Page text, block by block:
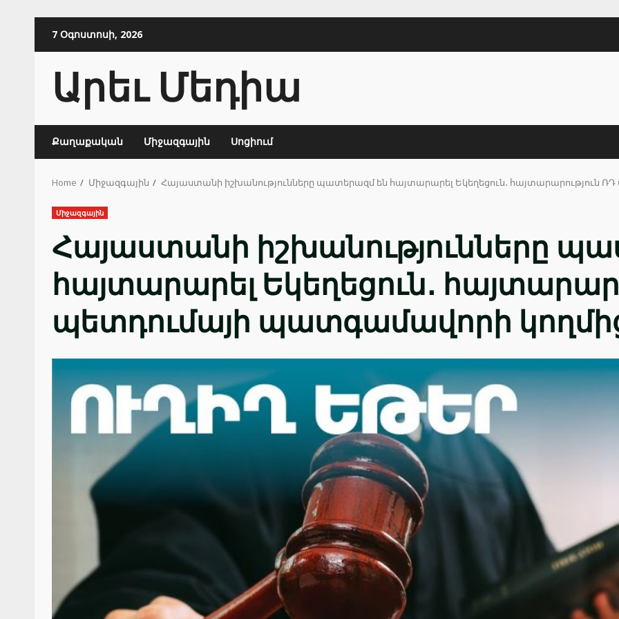
7 Օգոստոսի, 2026
Արեւ Մեդիա
Քաղաքական Միջազգային Սոցիում
Home Միջազգային Հայաստանի իշխանությունները պատերազմ են հայտարարել Եկեղեցուն․ հայտարարություն
Միջազգային
Հայաստանի իշխանությունները
հայտարարել Եկեղեցուն․
պետդումայի պատգամավորի